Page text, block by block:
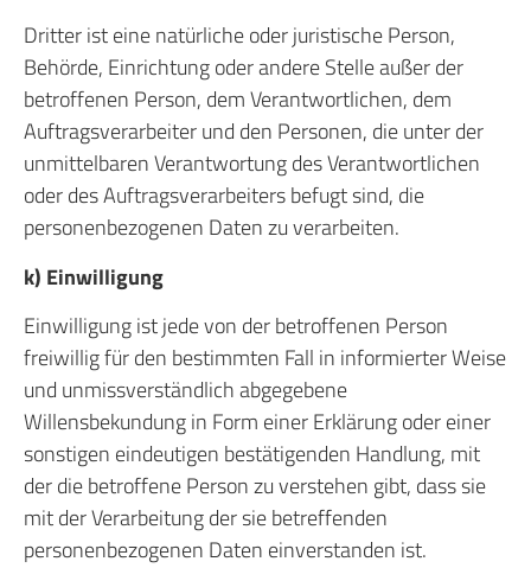
Dritter ist eine natürliche oder juristische Person,
Behörde, Einrichtung oder andere Stelle außer der
betroffenen Person, dem Verantwortlichen, dem
Auftragsverarbeiter und den Personen, die unter der
unmittelbaren Verantwortung des Verantwortlichen
oder des Auftragsverarbeiters befugt sind, die
personenbezogenen Daten zu verarbeiten.
k) Einwilligung
Einwilligung ist jede von der betroffenen Person
freiwillig für den bestimmten Fall in informierter Weise
und unmissverständlich abgegebene
Willensbekundung in Form einer Erklärung oder einer
sonstigen eindeutigen bestätigenden Handlung, mit
der die betroffene Person zu verstehen gibt, dass sie
mit der Verarbeitung der sie betreffenden
personenbezogenen Daten einverstanden ist.